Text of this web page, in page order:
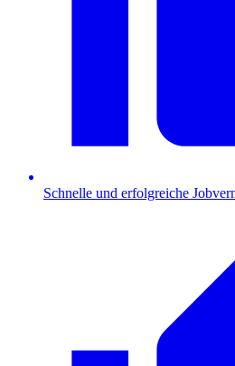
Schnelle und erfolgreiche